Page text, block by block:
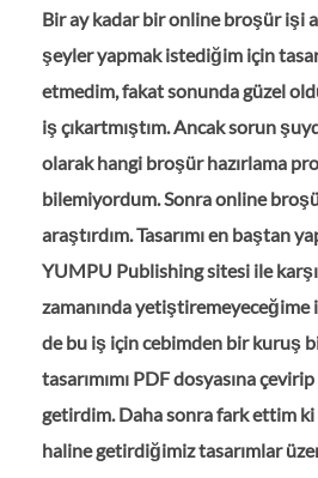
Bir ay kadar bir online broşür işi
şeyler yapmak istediğim için
etmedim, fakat sonunda güzel
iş çıkartmıştım. Ancak sorun
olarak hangi broşür hazırlama
bilemiyordum. Sonra online
araştırdım. Tasarımı en baştan
YUMPU Publishing sitesi ile
zamanında yetiştiremeyeceğime
de bu iş için cebimden bir kuruş
tasarımımı PDF dosyasına
getirdim. Daha sonra fark ettim
haline getirdiğimiz tasarımlar